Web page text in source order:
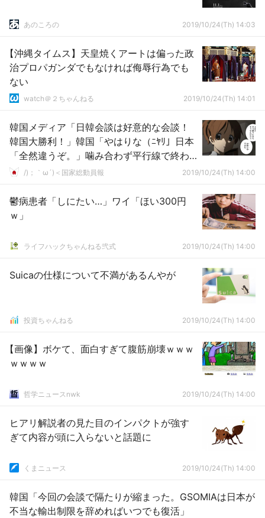
あのころの 2019/10/24(Th) 14:03
【沖縄タイムス】天皇焼くアートは偏った政
治プロパガンダでもなければ侮辱行為でも
ない
watch＠２ちゃんねる 2019/10/24(Th) 14:01
韓国メディア「日韓会談は好意的な会談！
韓国大勝利！」韓国「やはりな（ﾆﾔﾘ」日本
「全然違うぞ。」噛み合わず平行線で終わ
る→/)；｀ω´)＜国家総動員報 2019/10/24(Th) 14:00
鬱病患者「しにたい…」ワイ「ほい300円
ｗ」
ライフハックちゃんねる弐式 2019/10/24(Th) 14:00
Suicaの仕様について不満があるんやが
投資ちゃんねる 2019/10/24(Th) 14:00
【画像】ボケて、面白すぎて腹筋崩壊ｗｗｗ
ｗｗｗｗ
哲学ニュースnwk 2019/10/24(Th) 14:00
ヒアリ解説者の見た目のインパクトが強す
ぎて内容が頭に入らないと話題に
くまニュース 2019/10/24(Th) 14:00
韓国「今回の会談で隔たりが縮まった。GSOMIAは日本が
不当な輸出制限を辞めればいつでも復活」